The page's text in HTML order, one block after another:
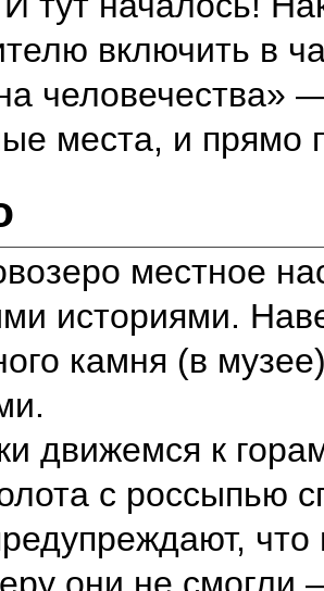
включить в
человечества»
места, и
местное
историями.
камня (в
движемся к
с россыпью